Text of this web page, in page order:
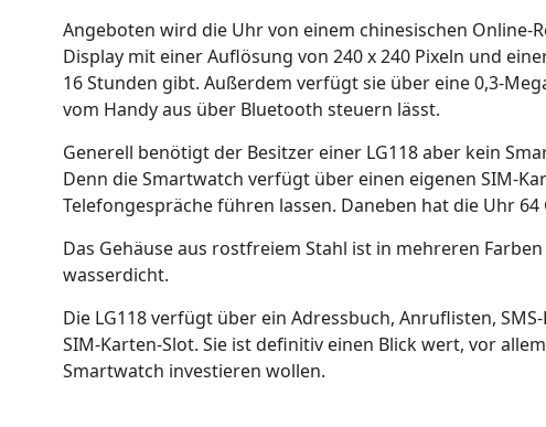
Angeboten wird die Uhr von einem chinesischen Online-
Display mit einer Auflösung von 240 x 240 Pixeln und
16 Stunden gibt. Außerdem verfügt sie über eine 0,3-
vom Handy aus über Bluetooth steuern lässt.
Generell benötigt der Besitzer einer LG118 aber kein
Denn die Smartwatch verfügt über einen eigenen SIM-
Telefongespräche führen lassen. Daneben hat die Uhr 64
Das Gehäuse aus rostfreiem Stahl ist in mehreren
wasserdicht.
Die LG118 verfügt über ein Adressbuch, Anruflisten,
SIM-Karten-Slot. Sie ist definitiv einen Blick wert, vor
Smartwatch investieren wollen.